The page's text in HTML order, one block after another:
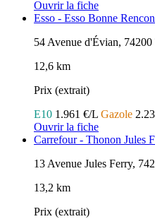
Ouvrir la fiche
Esso - Esso Bonne
54 Avenue d'Évian,
12,6 km
Prix (extrait)
E10 1.961 €/L Gazole
Ouvrir la fiche
Carrefour - Thonon Jules
13 Avenue Jules Ferry,
13,2 km
Prix (extrait)